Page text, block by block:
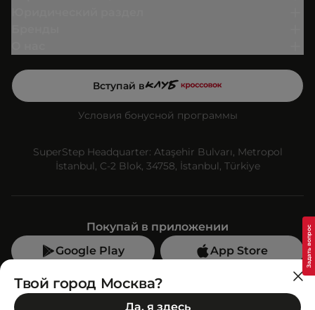
Вступай в
Условия бонусной программы
SuperStep Headquarter: Ataşehir Bulvarı, Metropol
İstanbul, C-2 Blok, 34758, İstanbul, Türkiye
Покупай в приложении
Google Play
App Store
Мы в социальных сетях
Твой город Москва?
Да, я здесь